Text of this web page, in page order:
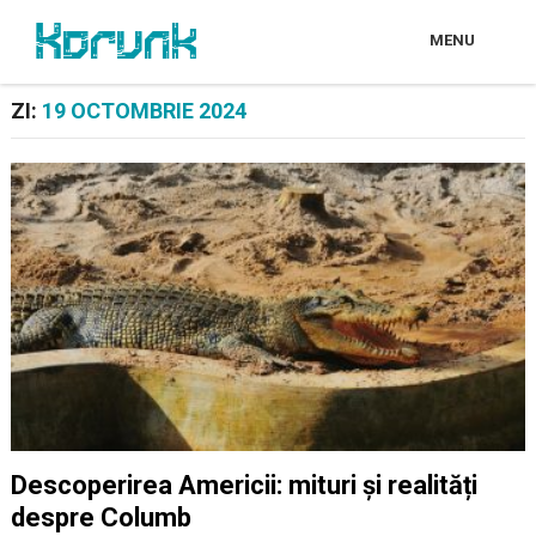
MENU
ZI: 19 OCTOMBRIE 2024
Descoperirea Americii: mituri și realități
despre Columb